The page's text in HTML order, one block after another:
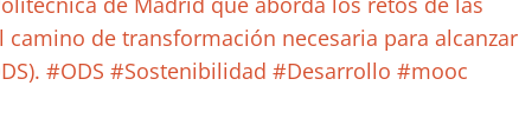
de transformación necesaria para alcanzar
#ODS #Sostenibilidad #Desarrollo #mooc